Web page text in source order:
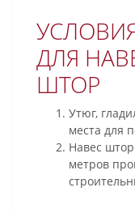
ДЛЯ
ШТОР
Утюг,
места для
Навес
метров